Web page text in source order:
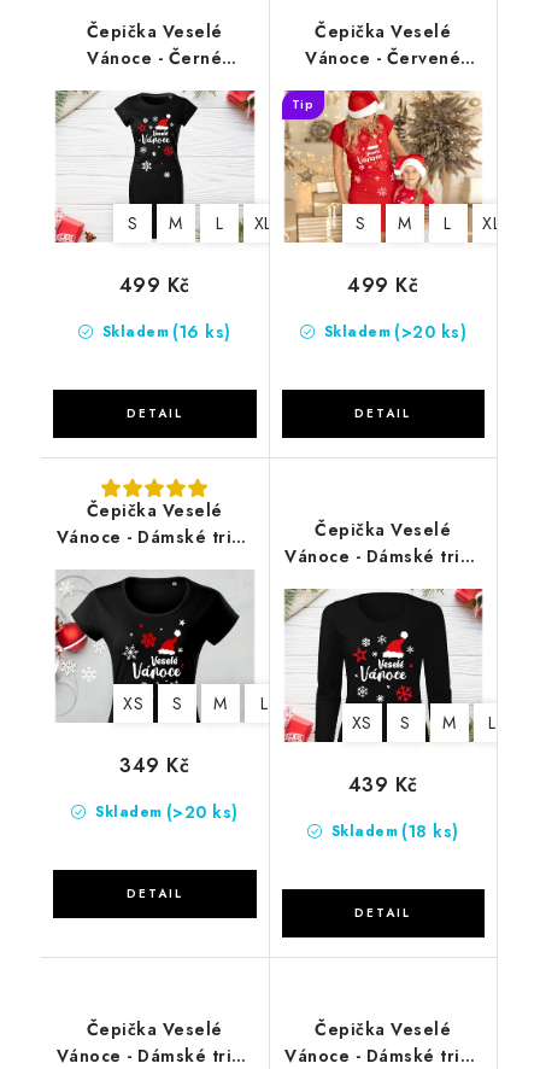
Čepička Veselé
Vánoce - Černé
tričkové šaty
S M L XL 2XL
Skladem (16 ks)
499 Kč
Čepička Veselé
Vánoce - Červené
tričkové šaty
Tip
S M L XL
Skladem (>20 ks)
499 Kč
Čepička Veselé
Vánoce - Dámské triko
černé
XS S M L XL 2XL
Skladem (>20 ks)
349 Kč
Čepička Veselé
Vánoce - Dámské triko
černé-DLOUHÝ RUKÁV
XS S M L
Skladem (18 ks)
439 Kč
Čepička Veselé
Vánoce - Dámské triko
Čepička Veselé
Vánoce - Dámské triko